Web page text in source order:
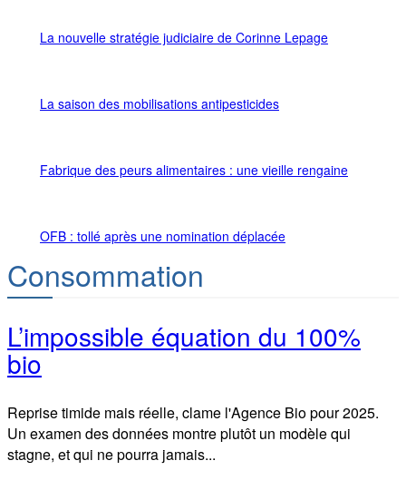
La nouvelle stratégie judiciaire de Corinne Lepage
La saison des mobilisations antipesticides
Fabrique des peurs alimentaires : une vieille rengaine
OFB : tollé après une nomination déplacée
Consommation
L’impossible équation du 100%
bio
Reprise timide mais réelle, clame l'Agence Bio pour 2025.
Un examen des données montre plutôt un modèle qui
stagne, et qui ne pourra jamais...